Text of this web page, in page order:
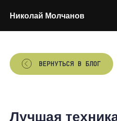
Николай Молчанов
ВЕРНУТЬСЯ В БЛОГ
Лучшая